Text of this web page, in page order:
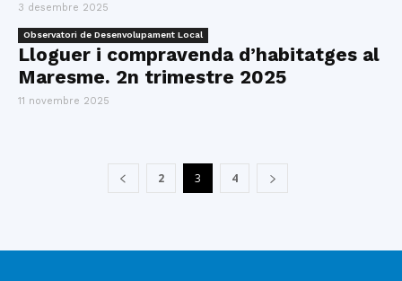
3 desembre 2025
Observatori de Desenvolupament Local
Lloguer i compravenda d’habitatges al
Maresme. 2n trimestre 2025
11 novembre 2025
2 3 4